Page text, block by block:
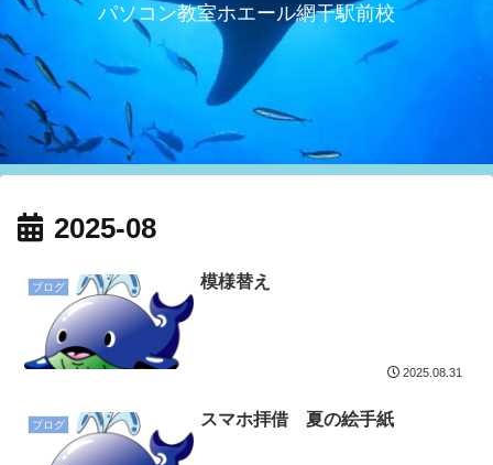
パソコン教室ホエール網干駅前校
2025-08
ブログ 模様替え
2025.08.31
ブログ スマホ拝借 夏の絵手紙